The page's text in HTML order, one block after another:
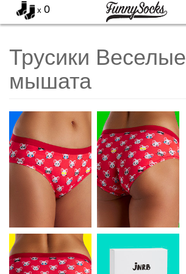
x 0
Трусики Веселые
мышата